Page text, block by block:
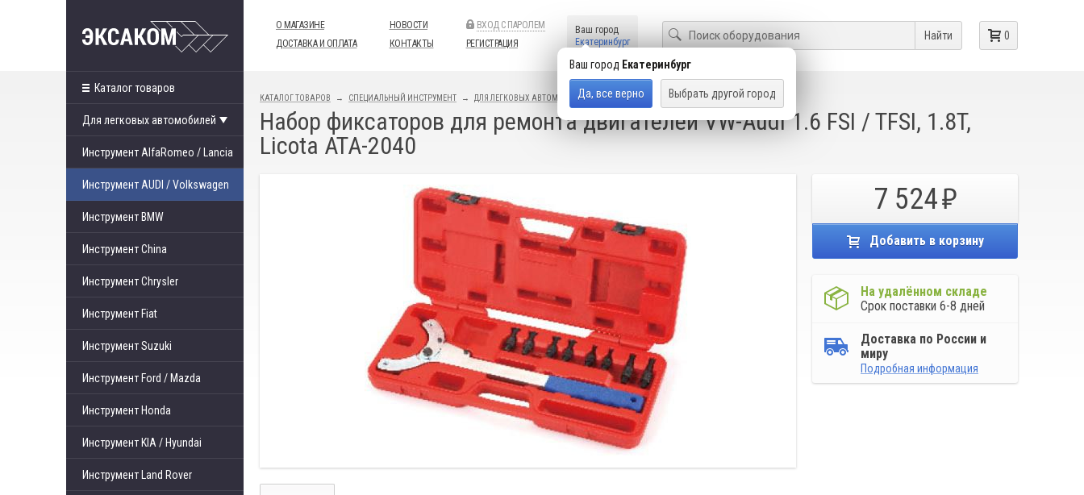
О МАГАЗИНЕ
ДОСТАВКА И ОПЛАТА
НОВОСТИ
КОНТАКТЫ
ВХОД С ПАРОЛЕМ
РЕГИСТРАЦИЯ
Ваш город
Екатеринбург
Ваш город Екатеринбург
Да, все верно Выбрать другой город
Найти 0
Каталог товаров
Для легковых автомобилей
Инструмент AlfaRomeo / Lancia
Инструмент AUDI / Volkswagen
Инструмент BMW
Инструмент China
Инструмент Chrysler
Инструмент Fiat
Инструмент Suzuki
Инструмент Ford / Mazda
Инструмент Honda
Инструмент KIA / Hyundai
Инструмент Land Rover
КАТАЛОГ ТОВАРОВ СПЕЦИАЛЬНЫЙ ИНСТРУМЕНТ ДЛЯ ЛЕГКОВЫХ АВТОМОБИЛЕЙ ИНСТРУМЕНТ AUDI / VOLKSWAGEN
Набор фиксаторов для ремонта двигателей VW-Audi 1.6 FSI / TFSI, 1.8T,
Licota ATA-2040
7 524
Добавить в корзину
На удалённом складе
Срок поставки 6-8 дней
Доставка по России и
миру
Подробная информация